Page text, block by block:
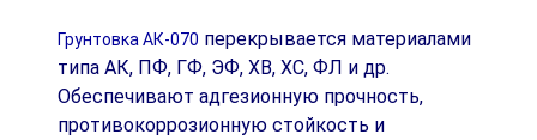
Грунтовка АК-070 перекрывается материалами
типа АК, ПФ, ГФ, ЭФ, ХВ, ХС, ФЛ и др.
Обеспечивают адгезионную прочность,
противокоррозионную стойкость и